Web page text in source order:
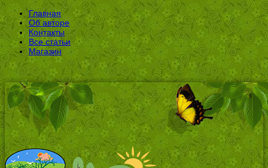
Главная
Об авторе
Контакты
Все статьи
Магазин